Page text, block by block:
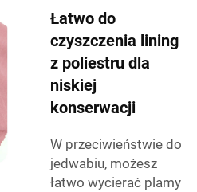
Łatwo do
czyszczenia lining
z poliestru dla
niskiej
konserwacji
W przeciwieństwie do
jedwabiu, możesz
łatwo wycierać plamy